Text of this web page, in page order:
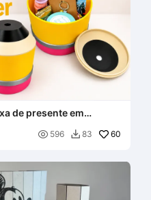
de presente em
 596  83 60